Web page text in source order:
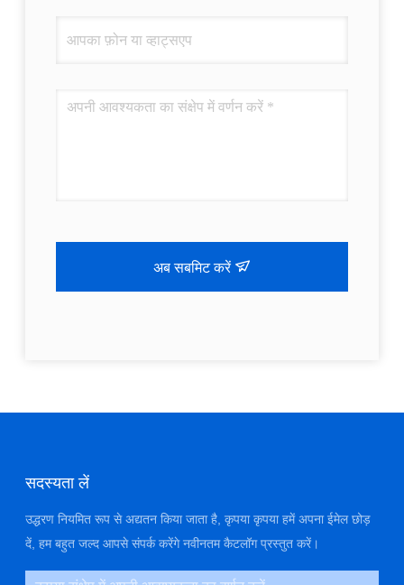
अब सबमिट करें
सदस्यता लें
उद्धरण नियमित रूप से अद्यतन किया जाता है, कृपया कृपया हमें अपना ईमेल छोड़
दें, हम बहुत जल्द आपसे संपर्क करेंगे नवीनतम कैटलॉग प्रस्तुत करें।